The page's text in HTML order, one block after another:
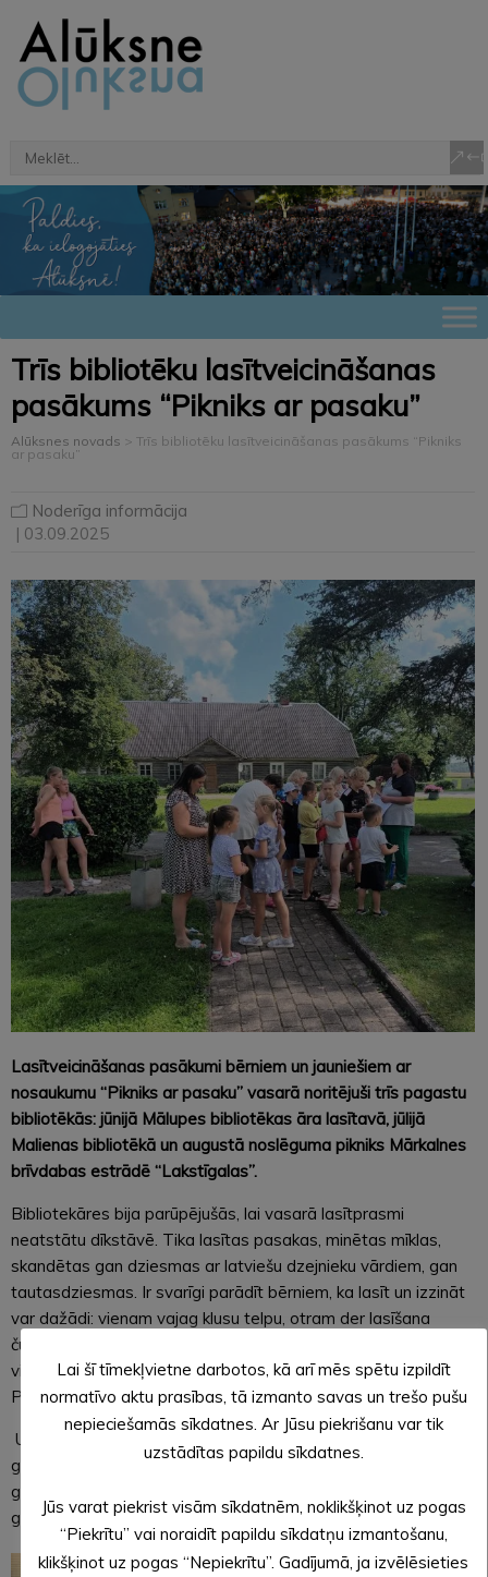
Trīs bibliotēku lasītveicināšanas
pasākums “Pikniks ar pasaku”
Alūksnes novads > Trīs bibliotēku lasītveicināšanas pasākums “Pikniks
ar pasaku”
Noderīga informācija
| 03.09.2025
Lasītveicināšanas pasākumi bērniem un jauniešiem ar
nosaukumu “Pikniks ar pasaku” vasarā noritējuši trīs pagastu
bibliotēkās: jūnijā Mālupes bibliotēkas āra lasītavā, jūlijā
Malienas bibliotēkā un augustā noslēguma pikniks Mārkalnes
brīvdabas estrādē “Lakstīgalas”.
Bibliotekāres bija parūpējušās, lai vasarā lasītprasmi
neatstātu dīkstāvē. Tika lasītas pasakas, minētas mīklas,
skandētas gan dziesmas ar latviešu dzejnieku vārdiem, gan
tautasdziesmas. Ir svarīgi parādīt bērniem, ka lasīt un izzināt
var dažādi: vienam vajag klusu telpu, otram der lasīšana
čukstus, kāds apsēžas šūpolēs un lasa, bet ir jaunieši, kuriem
vislabāk der lasīt kopā ar savu vienaudzi un pārrunāt izlasīto.
Pasākumu mērķis bija lasīšanas un tikšanās prieks.
Uzsākot skolas gaitas, tiksimies bibliotēkās pie plašajiem
grāmatu plauktiem, jo galvenais ir meklēt un atrast īsto
grāmatu, par kuru pēc izlasīšanas teiktu: man ļoti patika šī
grāmata, to iesaku izlasīt arī tev, tā ir forša!
Lai šī tīmekļvietne darbotos, kā arī mēs spētu izpildīt
normatīvo aktu prasības, tā izmanto savas un trešo pušu
nepieciešamās sīkdatnes. Ar Jūsu piekrišanu var tik
uzstādītas papildu sīkdatnes.
Jūs varat piekrist visām sīkdatnēm, noklikšķinot uz pogas
“Piekrītu” vai noraidīt papildu sīkdatņu izmantošanu,
klikšķinot uz pogas “Nepiekrītu”. Gadījumā, ja izvēlēsieties